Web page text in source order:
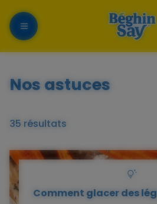
Menu
Nos astuces
35 résultats
Comment glacer des